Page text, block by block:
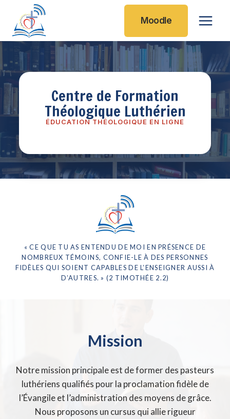
contenu
Moodle
Centre de Formation
Théologique Luthérien
ÉDUCATION THÉOLOGIQUE EN LIGNE
« CE QUE TU AS ENTENDU DE MOI EN PRÉSENCE DE
NOMBREUX TÉMOINS, CONFIE-LE À DES PERSONNES
FIDÈLES QUI SOIENT CAPABLES DE L’ENSEIGNER AUSSI À
D’AUTRES. » (2 TIMOTHÉE 2.2)
Mission
Notre mission principale est de former des pasteurs
luthériens qualifiés pour la proclamation fidèle de
l’Évangile et l’administration des moyens de grâce.
Nous proposons un cursus qui allie rigueur